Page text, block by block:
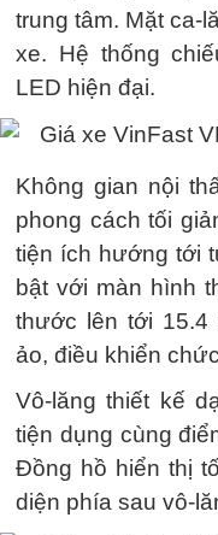
trung tâm. Mặt ca-
xe. Hệ thống
LED hiện đại.
Không gian nội
phong cách tối
tiện ích hướng tới
bật với màn hình
thước lên tới 15.4
ảo, điều khiển
Vô-lăng thiết kế
tiện dụng cùng
Đồng hồ hiển thị
diện phía sau vô-